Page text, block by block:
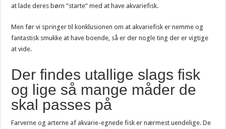
at lade deres børn ”starte” med at have akvariefisk.
Men før vi springer til konklusionen om at akvariefisk er nemme og
fantastisk smukke at have boende, så er der nogle ting der er vigtige
at vide.
Der findes utallige slags fisk
og lige så mange måder de
skal passes på
Farverne og arterne af akvarie-egnede fisk er nærmest uendelige. De